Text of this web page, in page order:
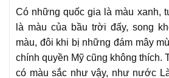
Có những quốc gia là màu xanh,
là màu của bầu trời đấy, song
màu, đôi khi bị những đám mây
chính quyền Mỹ cũng không thích.
có màu sắc như vậy, như nước